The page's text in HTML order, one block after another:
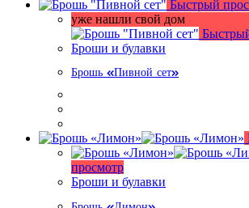
Быстрый
уже нашли свой дом
Броши и булавки
Брошь «Пивной сет»
просмотр
Броши и булавки